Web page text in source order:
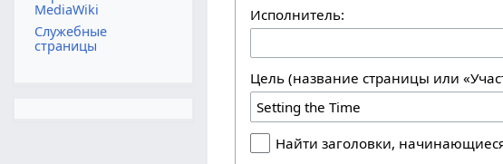
Исполнитель:
Цель (название страницы или
Найти заголовки,
MediaWiki
Служебные
страницы